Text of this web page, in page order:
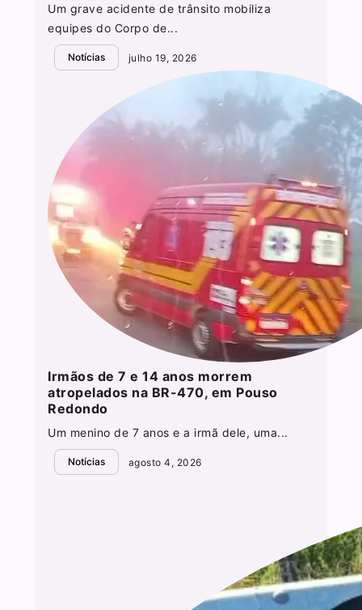
Um grave acidente de trânsito mobiliza
equipes do Corpo de...
Notícias julho 19, 2026
Irmãos de 7 e 14 anos morrem
atropelados na BR-470, em Pouso
Redondo
Um menino de 7 anos e a irmã dele, uma...
Notícias agosto 4, 2026